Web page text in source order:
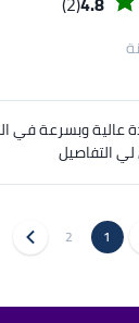
وبسرعة في
التفاصيل
1
2